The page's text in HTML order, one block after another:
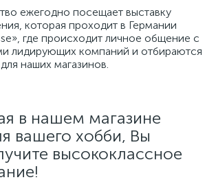
ежегодно посещает выставку
которая проходит в Германии
где происходит личное общение с
лидирующих компаний и отбираются
наших магазинов.
в нашем магазине
вашего хобби, Вы
высококлассное